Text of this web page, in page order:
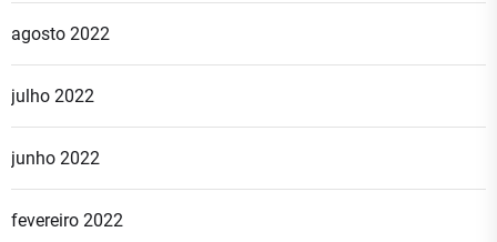
agosto 2022
julho 2022
junho 2022
fevereiro 2022